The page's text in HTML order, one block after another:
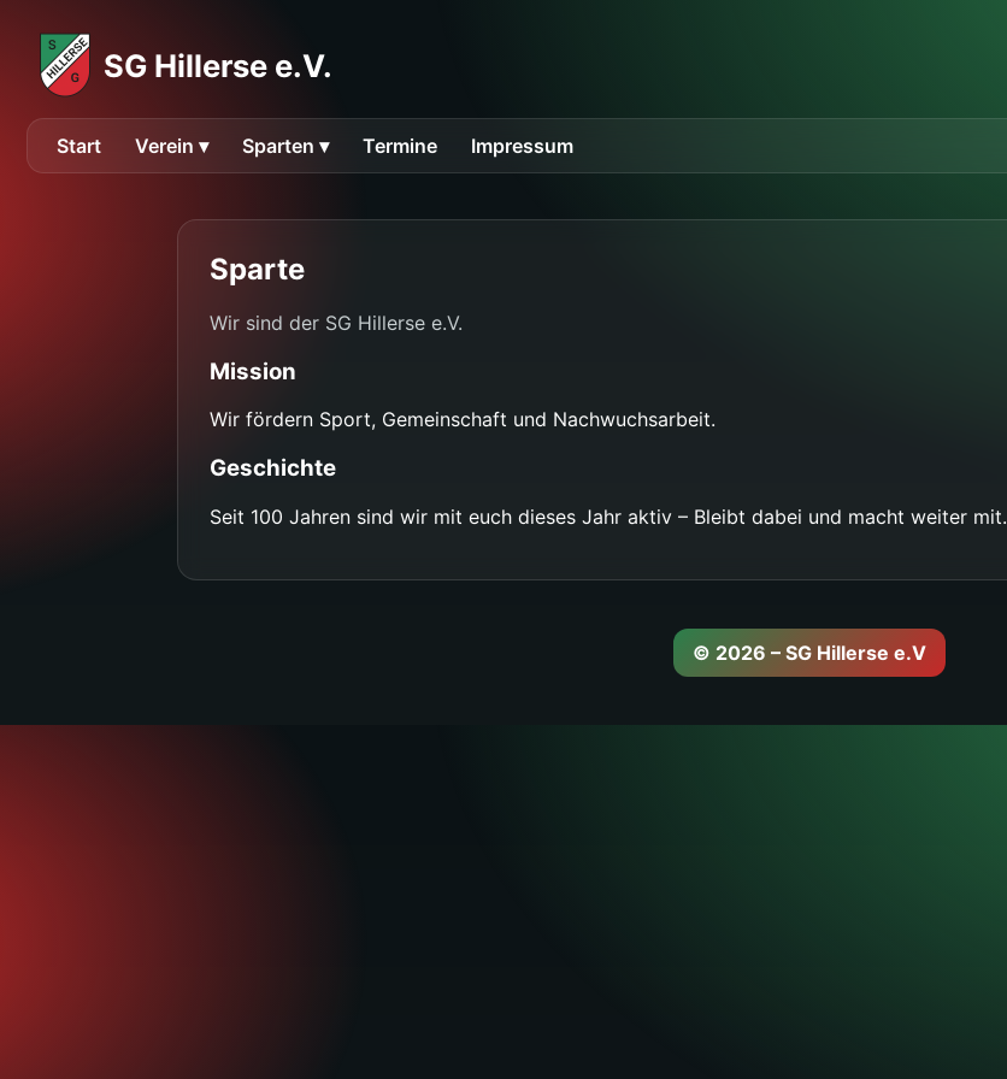
SG Hillerse e.V.
Start Verein ▾ Sparten ▾ Termine Impressum
Sparte
Wir sind der SG Hillerse e.V.
Mission
Wir fördern Sport, Gemeinschaft und Nachwuchsarbeit.
Geschichte
Seit 100 Jahren sind wir mit euch dieses Jahr aktiv – Bleibt dabei und macht weiter mit.
© 2026 – SG Hillerse e.V